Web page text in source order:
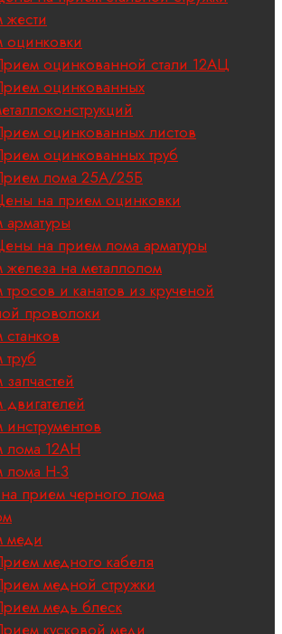
оцинкованной стали 12АЦ
оцинкованных
оцинкованных листов
оцинкованных труб
лома 25А/25Б
на прием оцинковки
на прием лома арматуры
на металлолом
и канатов из крученой
проволоки
лома 12АН
H-3
прием черного лома
меди
медного кабеля
медной стружки
медь блеск